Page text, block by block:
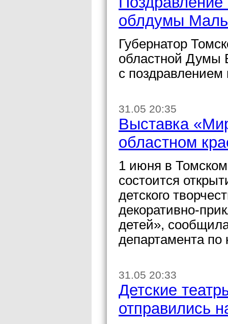
облдумы
Губернатор
областной Думы
с
31.05 20:35
Выставка
областном
1 июня в
состоится
детского
декоративно-
детей»,
департамента по
31.05 20:33
Детские
отправились